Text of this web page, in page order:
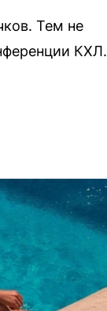
Тем не
КХЛ.